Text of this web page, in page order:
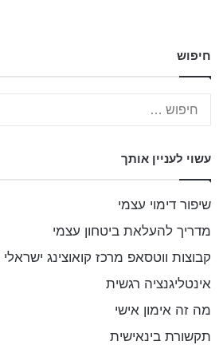
חיפוש
עשוי לעניין אותך
שיפור דימוי עצמי
מדריך להעלאת ביטחון עצמי
קבוצות ווטסאפ מרכז קואוצינג ישראלי
אינטליגנציה רגשית
מה זה אימון אישי
תקשורת בינאישית